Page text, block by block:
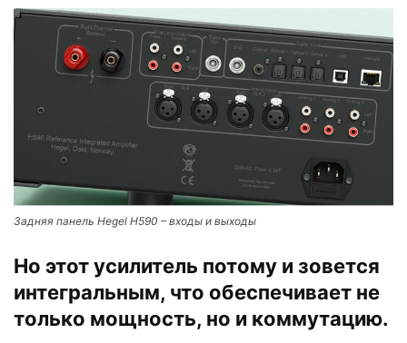
Задняя панель Hegel H590 – входы и выходы
Но этот усилитель потому и зовется
интегральным, что обеспечивает не
только мощность, но и коммутацию.